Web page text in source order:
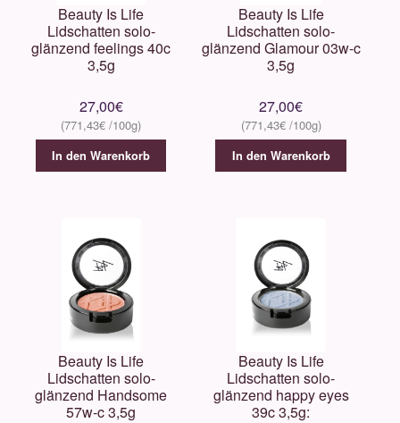
Beauty Is Life
Lidschatten solo-
glänzend feelings 40c
3,5g
27,00€
771,43€
In den Warenkorb
Beauty Is Life
Lidschatten solo-
glänzend Glamour 03w-c
3,5g
27,00€
771,43€
In den Warenkorb
Beauty Is Life
Lidschatten solo-
glänzend Handsome
57w-c 3,5g
Beauty Is Life
Lidschatten solo-
glänzend happy eyes
39c 3,5g: